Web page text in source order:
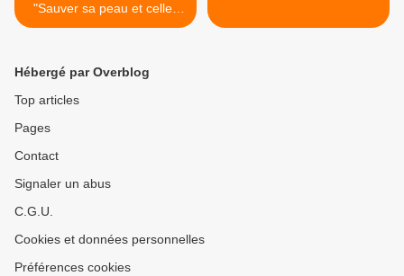
"Sauver sa peau et celles
des autres"
Hébergé par Overblog
Top articles
Pages
Contact
Signaler un abus
C.G.U.
Cookies et données personnelles
Préférences cookies